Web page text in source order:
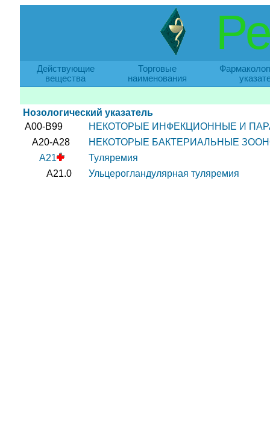
Действующие
вещества
Торговые
наименования
Нозологический указатель
A00-B99
НЕКОТОРЫЕ ИНФЕКЦИОННЫЕ И
A20-A28
НЕКОТОРЫЕ БАКТЕРИАЛЬНЫЕ
A21
Туляремия
A21.0
Ульцерогландулярная туляремия